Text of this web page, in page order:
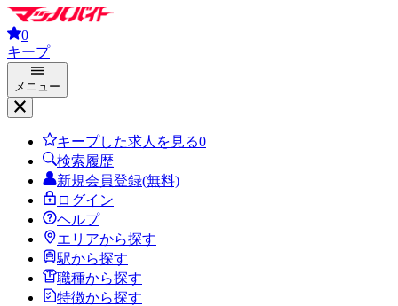
0
キープ
メニュー
キープした求人を見る0
検索履歴
新規会員登録(無料)
ログイン
ヘルプ
エリアから探す
駅から探す
職種から探す
特徴から探す